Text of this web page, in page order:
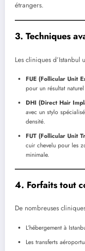
étrangers.
3. Techniques
Les cliniques d’Istanbul
FUE (Follicular Unit
pour un résultat
DHI (Direct Hair
avec un stylo
densité.
FUT (Follicular Unit
cuir chevelu pour les
minimale.
4. Forfaits tout
De nombreuses
L’hébergement à
Les transferts